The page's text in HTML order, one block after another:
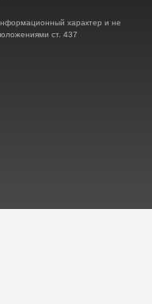
характер и не
ст. 437